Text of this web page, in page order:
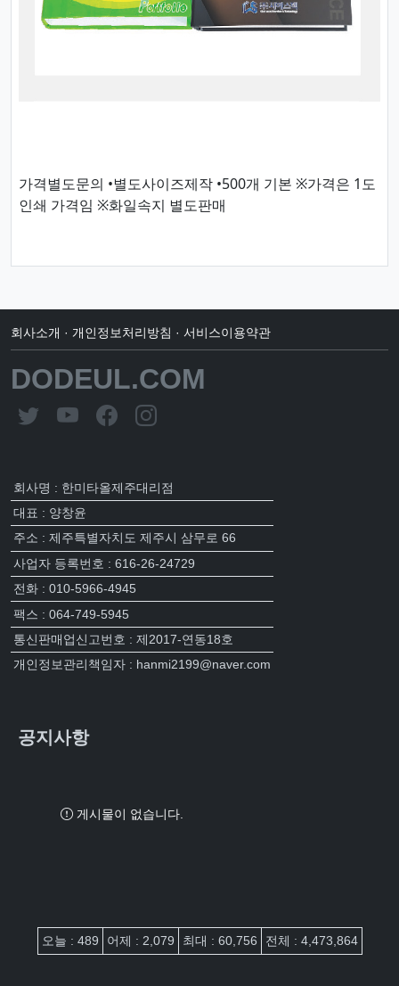
가격별도문의 •별도사이즈제작 •500개 기본 ※가격은 1도
인쇄 가격임 ※화일속지 별도판매
회사소개 · 개인정보처리방침 · 서비스이용약관
DODEUL.COM
회사명 : 한미타올제주대리점
대표 : 양창윤
주소 : 제주특별자치도 제주시 삼무로 66
사업자 등록번호 : 616-26-24729
전화 : 010-5966-4945
팩스 : 064-749-5945
통신판매업신고번호 : 제2017-연동18호
개인정보관리책임자 : hanmi2199@naver.com
공지사항
게시물이 없습니다.
접속자집계
오늘 : 489 어제 : 2,079 최대 : 60,756 전체 : 4,473,864